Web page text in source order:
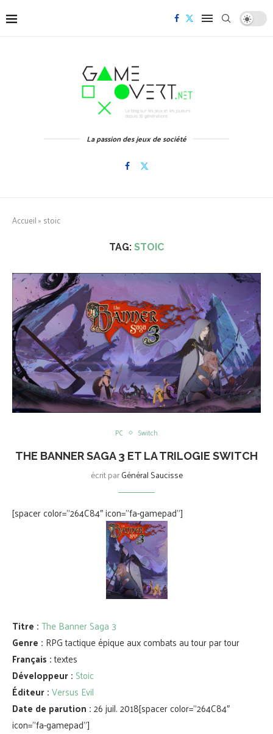
La passion des jeux de société
Accueil» stoic
TAG: STOIC
PC Switch
THE BANNER SAGA 3 ET LA TRILOGIE SWITCH
écrit parGénéral Saucisse
[spacer color=”264C84″ icon=”fa-gamepad”]
Titre :The Banner Saga 3
Genre : RPG tactique épique aux combats au tour par tour
Français :textes
Développeur : Stoic
Éditeur :Versus Evil
Date de parution :26 juil. 2018[spacer color=”264C84″
icon=”fa-gamepad”]